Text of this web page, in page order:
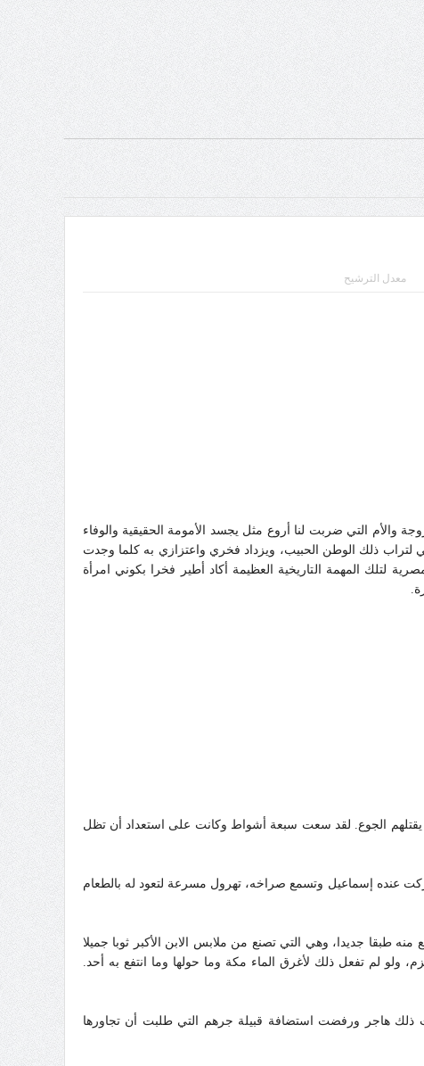
معدل الترشيح
والأم التي ضربت لنا أروع مثل يجسد الأمومة الحقيقية والوفاء
لتراب ذلك الوطن الحبيب، ويزداد فخري واعتزازي به كلما وجدت
لتلك المهمة التاريخية العظيمة أكاد أطير فخرا بكوني امرأة
يقتلهم الجوع. لقد سعت سبعة أشواط وكانت على استعداد أن تظل
تركت عنده إسماعيل وتسمع صراخه، تهرول مسرعة لتعود له بالطعام
طبقا جديدا، وهي التي تصنع من ملابس الابن الأكبر ثوبا جميلا
لم تفعل ذلك لأغرق الماء مكة وما حولها وما انتفع به أحد.
ذلك هاجر ورفضت استضافة قبيلة جرهم التي طلبت أن تجاورها